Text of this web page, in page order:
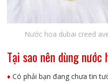
Nước hoa dubai creed
Tại sao nên dùng nước
♦️Có phải bạn đang chưa tin